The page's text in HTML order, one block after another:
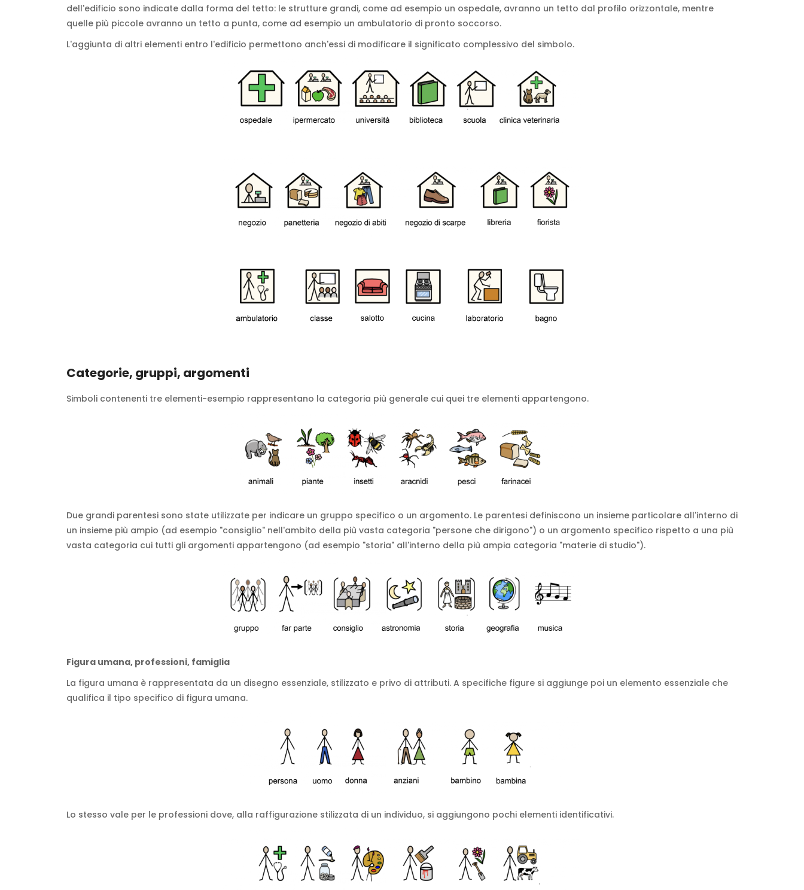
dell'edificio sono indicate dalla forma del tetto: le strutture grandi, come ad esempio un ospedale, avranno un tetto dal profilo orizzontale, mentre
quelle più piccole avranno un tetto a punta, come ad esempio un ambulatorio di pronto soccorso.
L'aggiunta di altri elementi entro l'edificio permettono anch'essi di modificare il significato complessivo del simbolo.
Categorie, gruppi, argomenti
Simboli contenenti tre elementi-esempio rappresentano la categoria più generale cui quei tre elementi appartengono.
Due grandi parentesi sono state utilizzate per indicare un gruppo specifico o un argomento. Le parentesi definiscono un insieme particolare all'interno di
un insieme più ampio (ad esempio "consiglio" nell'ambito della più vasta categoria "persone che dirigono") o un argomento specifico rispetto a una più
vasta categoria cui tutti gli argomenti appartengono (ad esempio "storia" all'interno della più ampia categoria "materie di studio").
Figura umana, professioni, famiglia
La figura umana è rappresentata da un disegno essenziale, stilizzato e privo di attributi. A specifiche figure si aggiunge poi un elemento essenziale che
qualifica il tipo specifico di figura umana.
Lo stesso vale per le professioni dove, alla raffigurazione stilizzata di un individuo, si aggiungono pochi elementi identificativi.